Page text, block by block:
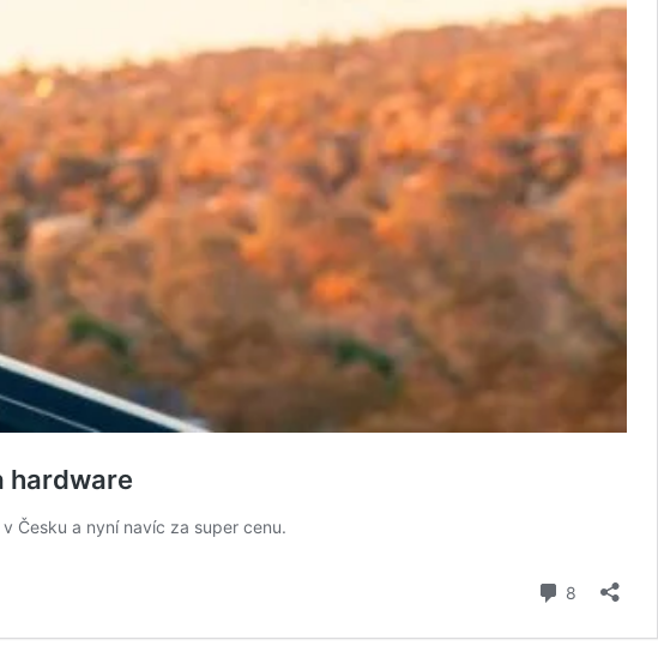
hardware
Česku a nyní navíc za super cenu.
8 komentářů